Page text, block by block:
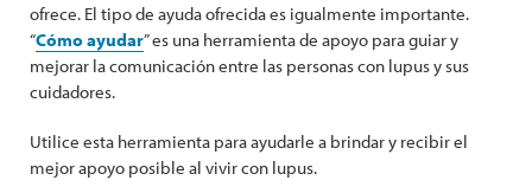
ofrece. El tipo de ayuda ofrecida es igualmente importante.
“Cómo ayudar” es una herramienta de apoyo para guiar y
mejorar la comunicación entre las personas con lupus y sus
cuidadores.
Utilice esta herramienta para ayudarle a brindar y recibir el
mejor apoyo posible al vivir con lupus.